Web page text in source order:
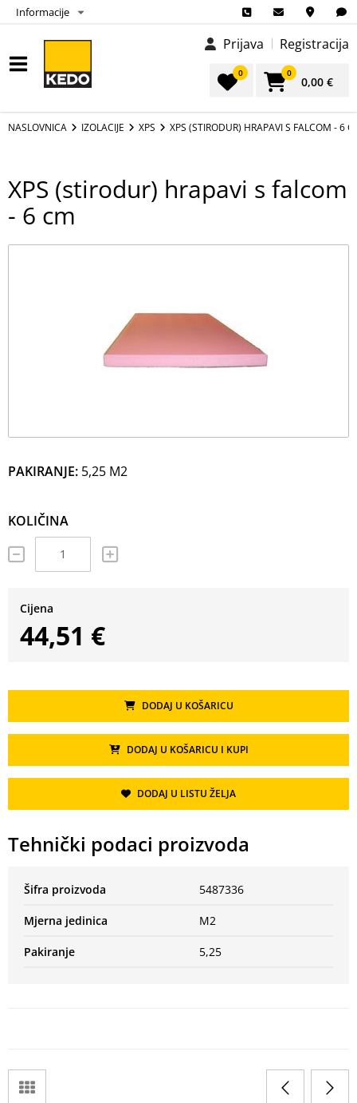
Informacije
Prijava Registracija
0 0
0,00 €
NASLOVNICA IZOLACIJE XPS XPS (STIRODUR) HRAPAVI S FALCOM - 6
XPS (stirodur) hrapavi s falcom
- 6 cm
PAKIRANJE: 5,25 M2
KOLIČINA
Cijena
44,51 €
DODAJ U KOŠARICU
DODAJ U KOŠARICU I KUPI
DODAJ U LISTU ŽELJA
Tehnički podaci proizvoda
Šifra proizvoda 5487336
Mjerna jedinica M2
Pakiranje 5,25